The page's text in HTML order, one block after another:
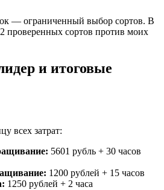
— ограниченный выбор сортов. В
проверенных сортов против моих
и итоговые
всех затрат:
5601 рубль + 30 часов
1200 рублей + 15 часов
1250 рублей + 2 часа